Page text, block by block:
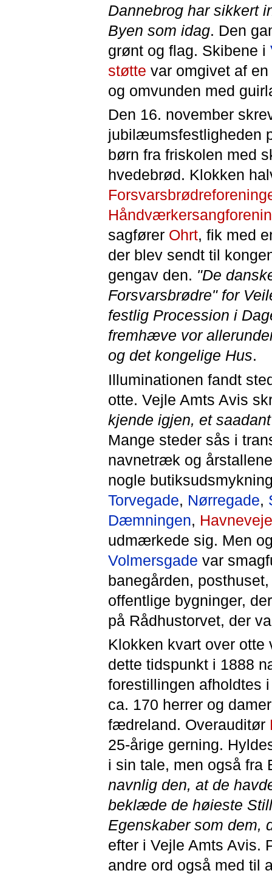
Dannebrog har sikkert
Byen som idag. Den
grønt og flag. Skibene i
støtte var omgivet af
og omvunden med
Den 16. november
jubilæumsfestligheden
børn fra friskolen med
hvedebrød. Klokken
sagfører Ohrt, fik med
der blev sendt til
gengav den. "De
Forsvarsbrødre" for
festlig Procession i
fremhæve vor
og det kongelige Hus.
Illuminationen fandt
otte. Vejle Amts Avis
kjende igjen, et
Mange steder sås i
navnetræk og
nogle
Torvegade, Nørregade,
Dæmningen,
udmærkede sig. Men
Volmersgade var
banegården,
offentlige bygninger,
på Rådhustorvet, der
Klokken kvart over
dette tidspunkt i 1888
forestillingen afholdtes
ca. 170 herrer og
fædreland. Overauditør
25-årige gerning.
i sin tale, men også fra
navnlig den, at de
beklæde de høieste
Egenskaber som dem,
efter i Vejle Amts Avis.
andre ord også med til